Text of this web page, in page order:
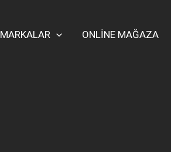
MARKALAR ONLİNE MAĞAZA